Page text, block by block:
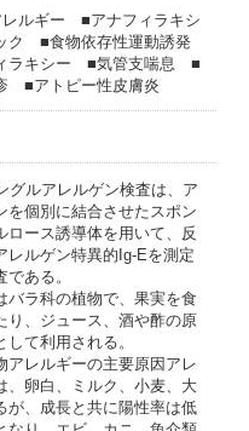
レルギー ■アナフィラキシ
ク ■食物依存性運動誘発
ラキシー ■気管支喘息 ■
■アトピー性皮膚炎
グルアレルゲン検査は、ア
を個別に結合させたスポン
ロース誘導体を用いて、反
レルゲン特異的Ig-Eを測定
ある。
バラ科の植物で、果実を食
り、ジュース、酒や酢の原
して利用される。
アレルギーの主要原因アレ
、卵白、ミルク、小麦、大
が、成長と共に陽性率は低